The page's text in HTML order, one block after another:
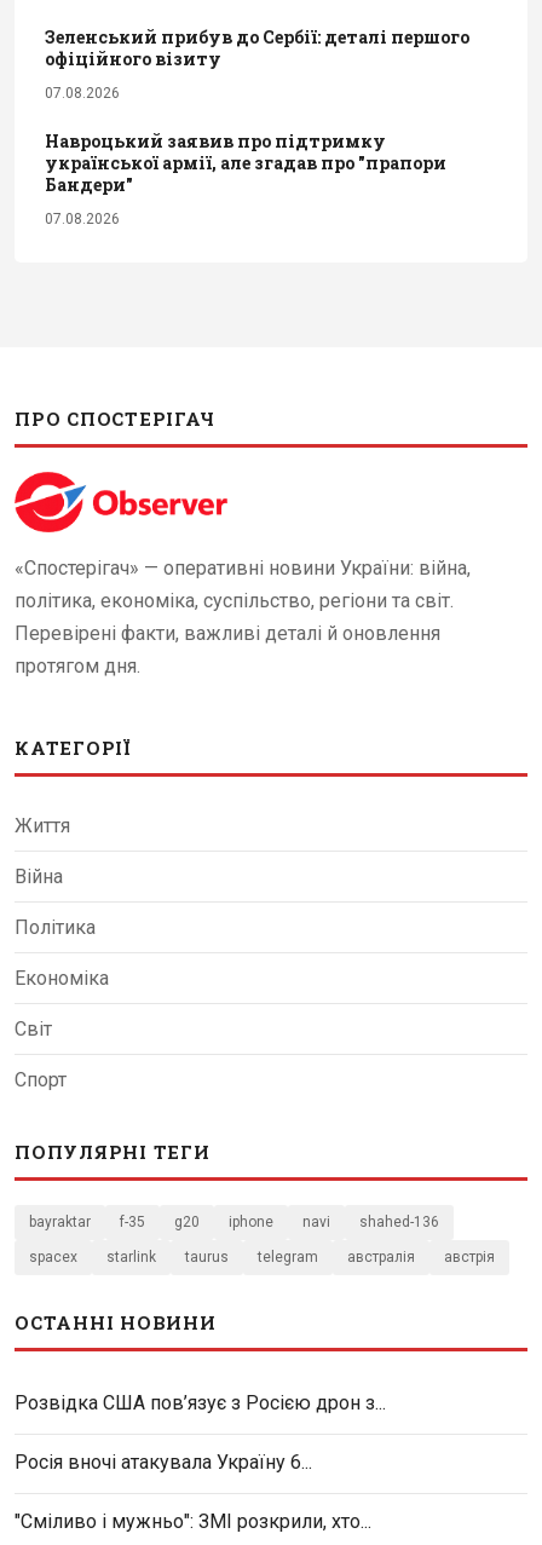
Зеленський прибув до Сербії: деталі першого
офіційного візиту
07.08.2026
Навроцький заявив про підтримку
української армії, але згадав про "прапори
Бандери"
07.08.2026
ПРО СПОСТЕРІГАЧ
«Спостерігач» — оперативні новини України: війна,
політика, економіка, суспільство, регіони та світ.
Перевірені факти, важливі деталі й оновлення
протягом дня.
КАТЕГОРІЇ
Життя
Війна
Політика
Економіка
Світ
Спорт
ПОПУЛЯРНІ ТЕГИ
bayraktar f-35 g20 iphone navi shahed-136
spacex starlink taurus telegram австралія австрія
ОСТАННІ НОВИНИ
Розвідка США пов’язує з Росією дрон з...
Росія вночі атакувала Україну 6...
"Сміливо і мужньо": ЗМІ розкрили, хто...